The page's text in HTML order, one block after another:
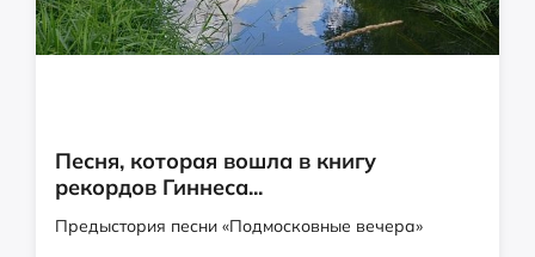
Песня, которая вошла в книгу
рекордов Гиннеса...
Предыстория песни «Подмосковные вечера»